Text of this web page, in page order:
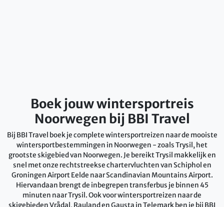
Boek jouw wintersportreis
Noorwegen bij BBI Travel
Bij BBI Travel boek je complete wintersportreizen naar de mooiste
wintersportbestemmingen in Noorwegen - zoals Trysil, het
grootste skigebied van Noorwegen. Je bereikt Trysil makkelijk en
snel met onze rechtstreekse chartervluchten van Schiphol en
Groningen Airport Eelde naar Scandinavian Mountains Airport.
Hiervandaan brengt de inbegrepen transferbus je binnen 45
minuten naar Trysil. Ook voor wintersportreizen naar de